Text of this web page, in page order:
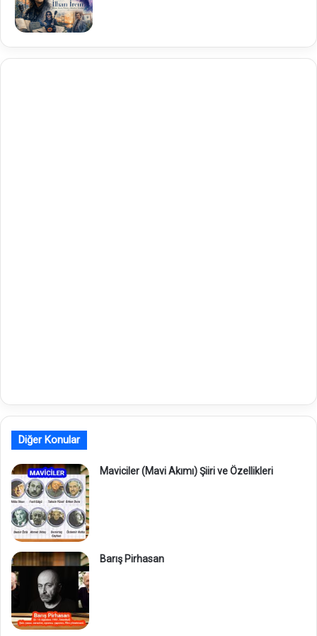
Diğer Konular
Maviciler (Mavi Akımı) Şiiri ve Özellikleri
Barış Pirhasan